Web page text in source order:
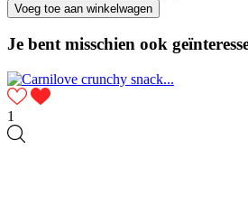
Voeg toe aan winkelwagen
Je bent misschien ook
1